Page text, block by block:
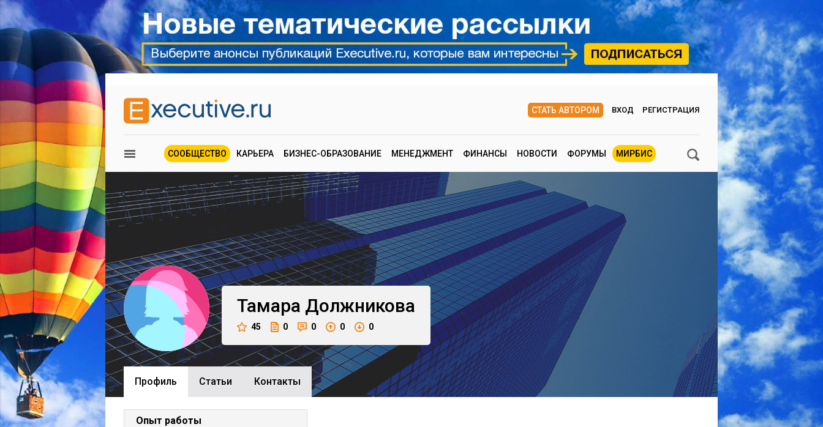
СТАТЬ АВТОРОМ ВХОД РЕГИСТРАЦИЯ
СООБЩЕСТВО КАРЬЕРА БИЗНЕС-ОБРАЗОВАНИЕ МЕНЕДЖМЕНТ ФИНАНСЫ НОВОСТИ ФОРУМЫ МИРБИС
Тамара Должникова
45 0 0 0 0
Профиль Cтатьи Контакты
Опыт работы